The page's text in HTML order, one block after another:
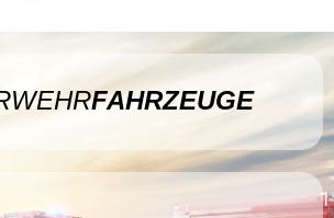
FAHRZEUGE